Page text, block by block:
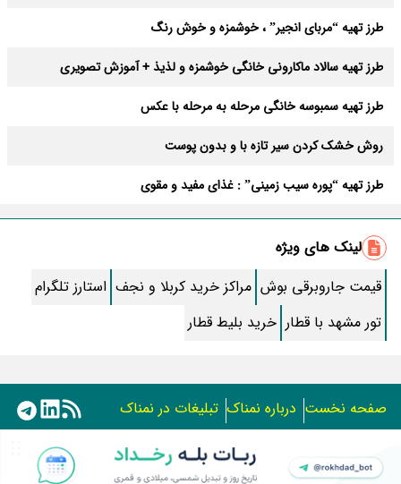
طرز تهیه “مربای انجیر” ، خوشمزه و خوش رنگ
طرز تهیه سالاد ماکارونی خانگی خوشمزه و لذیذ + آموزش تصویری
طرز تهیه سمبوسه خانگی مرحله به مرحله با عکس
روش خشک کردن سیر تازه با و بدون پوست
طرز تهیه “پوره سیب زمینی” : غذای مفید و مقوی
زندگی خصوصی بهاره رهنما و ازدواج هایش
طرز تهیه سریع و آسان “مرغ سوخاری رستورانی”
ریزش همزمان دلار، طلا و سکه؛ قیمت‌های جدید اعلام شد
راه پولدار شدن به همین سادگی است !
10 نکته ویژه برای پخت ماکارونی مجلسی خوشمزه
دستور پخت “کیک ساده” + نکات پف کردن کیک
متن کامل زیارت عاشورا همراه با ترجمه و صوت
لینک های ویژه
قیمت جاروبرقی بوش مراکز خرید کربلا و نجف استارز تلگرام
تور مشهد با قطار خرید بلیط قطار
صفحه نخست درباره نمناک تبلیغات در نمناک
استفاده از مطالب اختصاصی سایت نمناک در سایر رسانه ها فقط
با کسب مجوز امکان پذیر است.